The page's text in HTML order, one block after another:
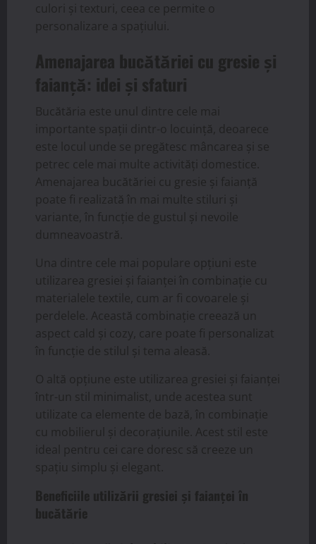
culori și texturi, ceea ce permite o
personalizare a spațiului.
Amenajarea bucătăriei cu gresie și
faianță: idei și sfaturi
Bucătăria este unul dintre cele mai
importante spații dintr-o locuință, deoarece
este locul unde se pregătesc mâncarea și se
petrec cele mai multe activități domestice.
Amenajarea bucătăriei cu gresie și faianță
poate fi realizată în mai multe stiluri și
variante, în funcție de gustul și nevoile
dumneavoastră.
Una dintre cele mai populare opțiuni este
utilizarea gresiei și faianței în combinație cu
materialele textile, cum ar fi covoarele și
perdelele. Această combinație creează un
aspect cald și cozy, care poate fi personalizat
în funcție de stilul și tema aleasă.
O altă opțiune este utilizarea gresiei și faianței
într-un stil minimalist, unde acestea sunt
utilizate ca elemente de bază, în combinație
cu mobilierul și decorațiunile. Acest stil este
ideal pentru cei care doresc să creeze un
spațiu simplu și elegant.
Beneficiile utilizării gresiei și faianței în
bucătărie